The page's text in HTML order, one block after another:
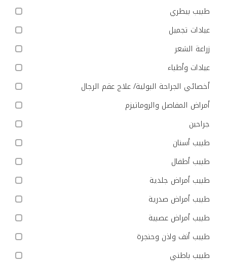
طبيب بيطري
عيادات تجميل
زراعة الشعر
عيادات وأطباء
أخصائي الجراحة البولية/ علاج عقم الرجال
أمراض المفاصل والروماتيزم
جراحين
طبيب أسنان
طبيب أطفال
طبيب أمراض جلدية
طبيب أمراض صدرية
طبيب أمراض عصبية
طبيب أنف واذن وحنجرة
طبيب باطني